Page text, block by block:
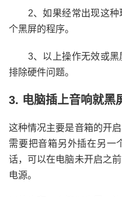
2、如果经常出现这种
个黑屏的程序。
3、以上操作无效或黑
排除硬件问题。
3. 电脑插上音响就黑
这种情况主要是音箱的开
需要把音箱另外插在另一
话，可以在电脑未开启之
电源。